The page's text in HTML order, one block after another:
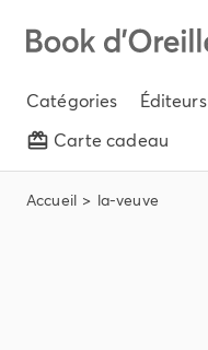
Catégories Éditeurs
Carte cadeau
Accueil la-veuve